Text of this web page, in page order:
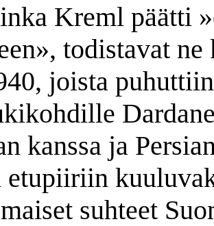
Kreml päätti
todistavat
joista
kanssa ja
etupiiriin
suhteet